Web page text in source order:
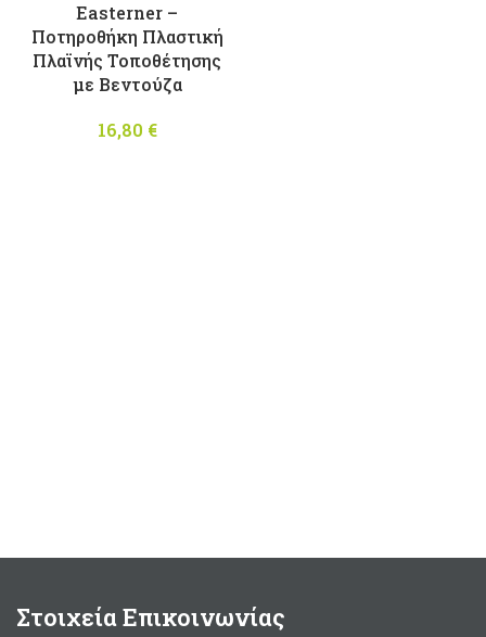
Easterner –
Ποτηροθήκη Πλαστική
Πλαϊνής Τοποθέτησης
με Bεντούζα
16,80 €
Στοιχεία Επικοινωνίας